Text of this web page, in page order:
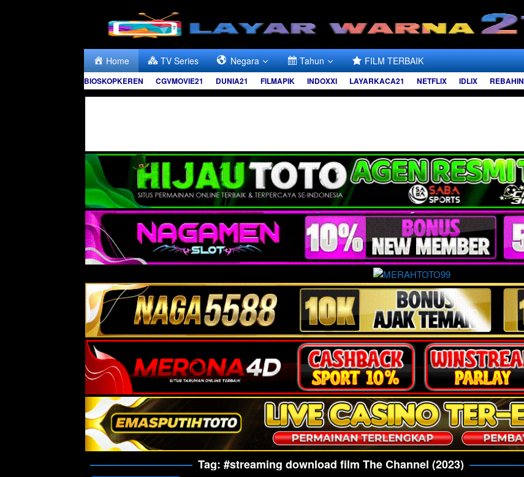
Home TV Series Negara Tahun FILM TERBAIK
BIOSKOPKEREN CGVMOVIE21 DUNIA21 FILMAPIK INDOXXI LAYARKACA21 NETFLIX IDLIX REBAHIN
Tag: #streaming download film The Channel (2023)